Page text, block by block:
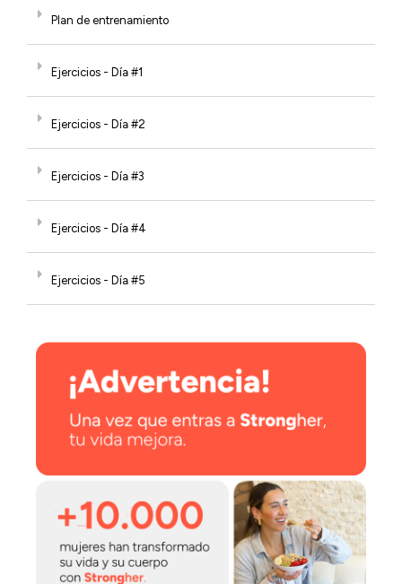
Plan de entrenamiento
Ejercicios - Día #1
Ejercicios - Día #2
Ejercicios - Día #3
Ejercicios - Día #4
Ejercicios - Día #5